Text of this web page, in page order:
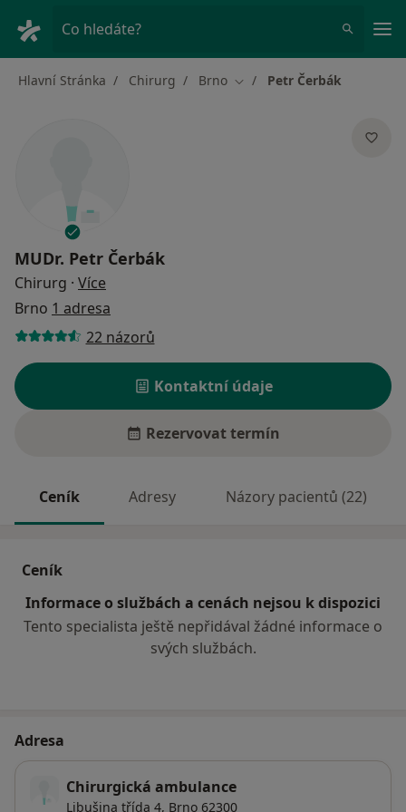
Co hledáte?
Hlavní Stránka Chirurg Brno Změna města
Petr Čerbák
MUDr. Petr Čerbák
Chirurg · Více
Brno 1 adresa
22 názorů
Kontaktní údaje
Rezervovat termín
Ceník Adresy Názory pacientů (22)
Ceník
Informace o službách a cenách nejsou k dispozici
Tento specialista ještě nepřidával žádné informace o
svých službách.
Adresa
Chirurgická ambulance
Libušina třída 4, Brno 62300